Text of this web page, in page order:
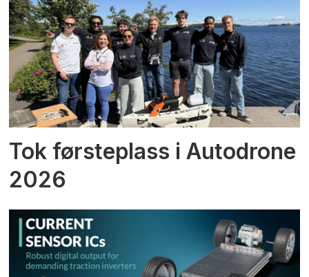
Tok førsteplass i Autodrone
2026